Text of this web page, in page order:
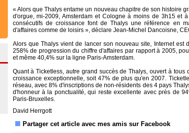
« Alors que Thalys entame un nouveau chapitre de son histoire
d'orgue, mi-2009, Amsterdam et Cologne à moins de 3h15 et
consécutifs de croissance font de Thalys une référence en
d'affaires comme de loisirs », déclare Jean-Michel Dancoisne,
Alors que Thalys vient de lancer son nouveau site, Internet est
258% de progression du chiffre d'affaires par rapport à 2005,
et même 40,4% sur la ligne Paris-Amsterdam.
Quant à Ticketless, autre grand succès de Thalys, ouvert à
croissance exceptionnelle, soit 47% de plus qu'en 2007.
réseau, avec 8% d'inscriptions de non-résidents des 4 pays
d'honneur à la ponctualité, qui reste excellente avec près de
Paris-Bruxelles.
David Herrgott
Partager cet article avec mes amis sur Facebook